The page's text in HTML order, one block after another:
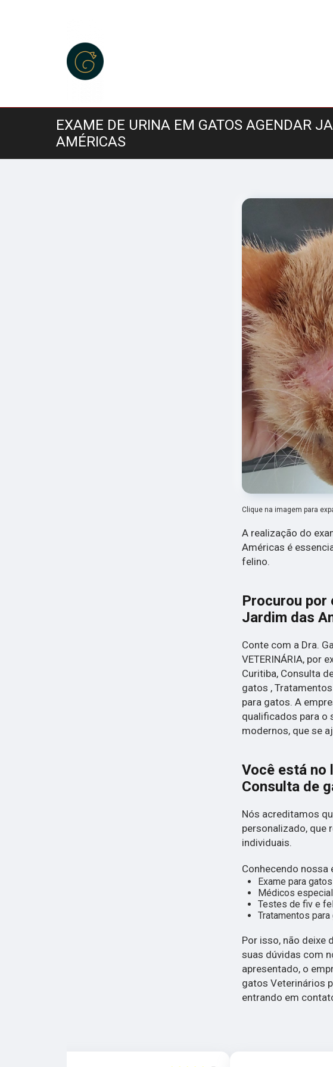
EXAME DE URINA EM GATOS AGENDAR
AMÉRICAS
Clique na imagem para
A realização do
Américas é
felino.
Procurou por
Jardim das
Conte com a Dra.
VETERINÁRIA, por
Curitiba, Consulta
gatos ,
para gatos. A
qualificados para o
modernos, que se
Você está no
Consulta de
Nós acreditamos
personalizado, que
individuais.
Conhecendo nossa
Exame para gatos
Médicos
Testes de fiv e
Tratamentos
Por isso, não deixe
suas dúvidas com
apresentado, o
gatos Veterinários
entrando em